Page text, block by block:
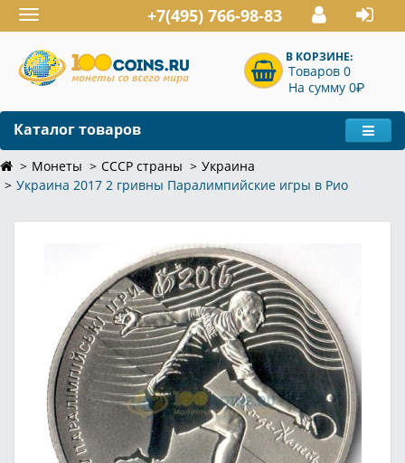
Toggle
navigation
+7(495) 766-98-83
В КОРЗИНЕ:
Товаров 0
На сумму 0P
Каталог товаров
Монеты СССР страны
Украина
Украина 2017 2 гривны Паралимпийские игры в Рио